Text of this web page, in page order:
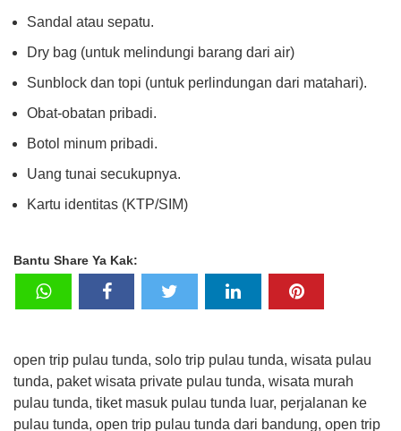
Sandal atau sepatu.
Dry bag (untuk melindungi barang dari air)
Sunblock dan topi (untuk perlindungan dari matahari).
Obat-obatan pribadi.
Botol minum pribadi.
Uang tunai secukupnya.
Kartu identitas (KTP/SIM)
Bantu Share Ya Kak:
open trip pulau tunda, solo trip pulau tunda, wisata pulau
tunda, paket wisata private pulau tunda, wisata murah
pulau tunda, tiket masuk pulau tunda luar, perjalanan ke
pulau tunda, open trip pulau tunda dari bandung, open trip